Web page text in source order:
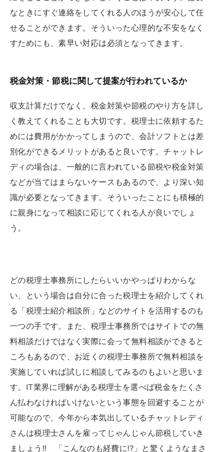
なときにすぐ連絡をしてくれる人のほうが安心して任
せることができます。そういった心理的な不安をなく
すためにも、素早い対応は必須となってきます。
税金対策・節税に関して提案が行われているか
収支計算だけでなく、税金対策や節税のやり方を詳し
く教えてくれることも大切です。税理士に依頼するた
めには費用がかかってしまうので、会計ソフトとは差
別化ができるメリットがあると良いです。チャットレ
ディの場合は、一般的に言われている節税や税金対策
などが当てはまらないケースもあるので、より深い知
識が必要となってきます。そういったことにも積極的
に親身になって相談に応じてくれる人が良いでしょ
う。
どの税理士事務所にしたらいいかやっぱりわからな
い、という場合は自分に合った税理士を紹介してくれ
る「税理士紹介相談所」などのサイトを活用するのも
一つの手です。また、税理士事務所ではサイトでの無
料相談だけではなく実際に会って無料相談ができると
ころもあるので、お近くの税理士事務所で無料相談を
実施していれば試しに相談してみるのもよいと思いま
す。IT業界に理解がある税理士を選べば税金をたくさ
ん払わなければいけないという事態を回避することが
可能なので、今年から本気出しているチャットレディ
さんは税理士さんを雇ってじゃんじゃん節税していき
ましょう!! 「こんなのも経費に!?」と驚くようなまさ